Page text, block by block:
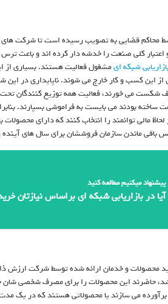
اعتبار کلی صنعت را خدشه دار کرده اند و باعث
شبکه ایمشغول فعالیت هستند. بسیاری
این کسب و کار خارج می شوند. ناپایداری در
می خورند، فعالیت همه توزیع کنندگان تحت
بودند می بایست به فراموشی بسپارند.
مالی توانمند را انتخاب کنند که دارای
باقی ماندن سازمان فروششان برای سال های
پیشنهاد میکنیم مطالعه کنید
آیا در بازاریابی شبکه ای براساس نیازتان
محصولات و خدمان ارائه شده توسط شرکت ارزش
حاضرند این محصولات را برای مصرف شخصی
می سازند یا محصولاتی هستند که در یک